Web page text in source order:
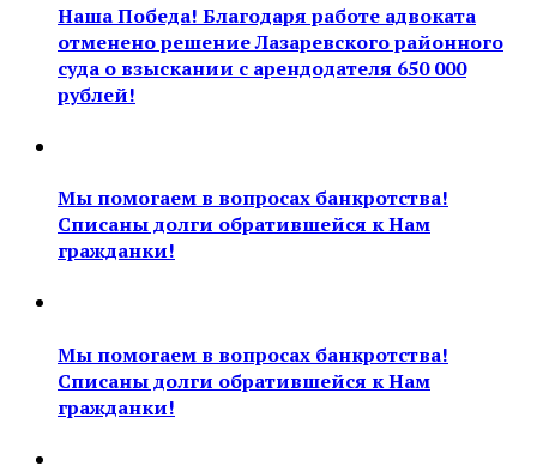
Наша Победа! Благодаря работе адвоката
отменено решение Лазаревского районного
суда о взыскании с арендодателя 650 000
рублей!
Мы помогаем в вопросах банкротства!
Списаны долги обратившейся к Нам
гражданки!
Мы помогаем в вопросах банкротства!
Списаны долги обратившейся к Нам
гражданки!